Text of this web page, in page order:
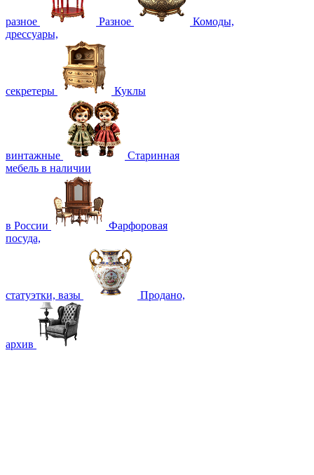
разное Разное
Комоды,
дрессуары,
секретеры Куклы
винтажные
Старинная
мебель в наличии
в России
Фарфоровая
посуда,
статуэтки, вазы Продано,
архив